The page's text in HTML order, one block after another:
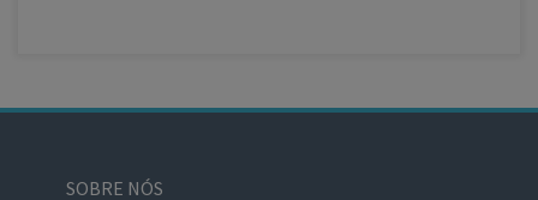
SOBRE NÓS